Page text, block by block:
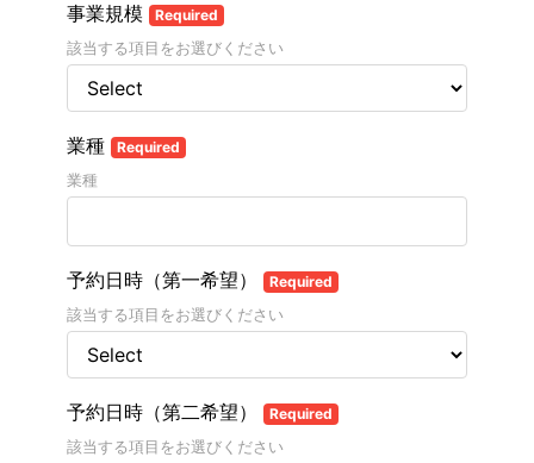
事業規模 Required
該当する項目をお選びください
業種 Required
業種
予約日時（第一希望） Required
該当する項目をお選びください
予約日時（第二希望） Required
該当する項目をお選びください